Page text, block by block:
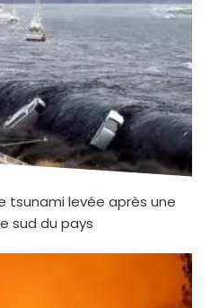
tsunami levée après une
sud du pays